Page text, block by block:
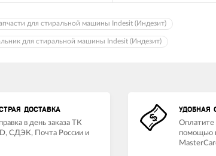
для стиральной машины Indesit (Индезит)
для стиральной машины Indesit (Индезит)
ДОСТАВКА
в день заказа ТК
СДЭК, Почта России и
УДОБНАЯ
Оплатите
помощью